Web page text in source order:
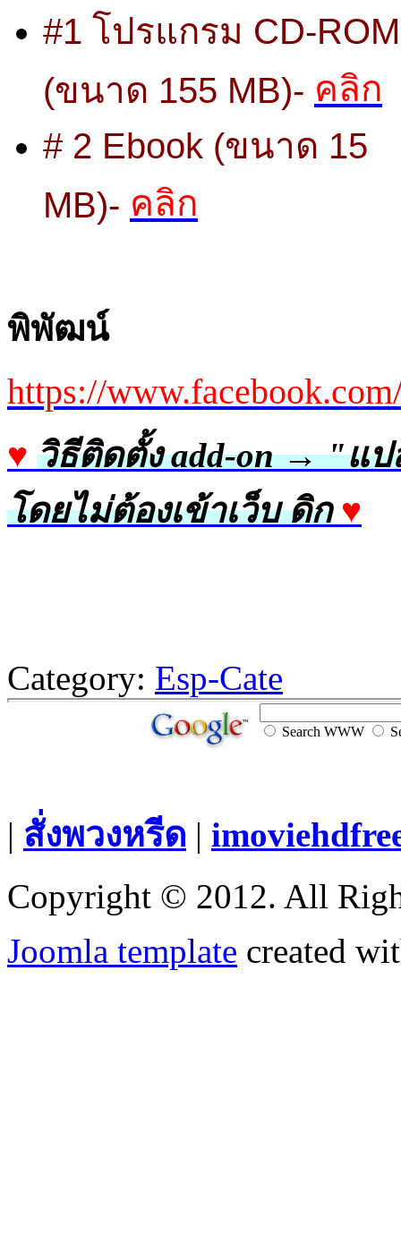
#1 โปรแกรม CD-ROM
(ขนาด 155 MB)- คลิก
# 2 Ebook (ขนาด 15
MB)- คลิก
พิพัฒน์
https://
♥ วิธีติดตั้ง add-on→"แป
โดยไม่ต้องเข้าเว็บ ดิก ♥
Category: Esp-Cate
Search WWW
| สั่งพวงหรีด |
Copyright © 2012. All
Joomla template created